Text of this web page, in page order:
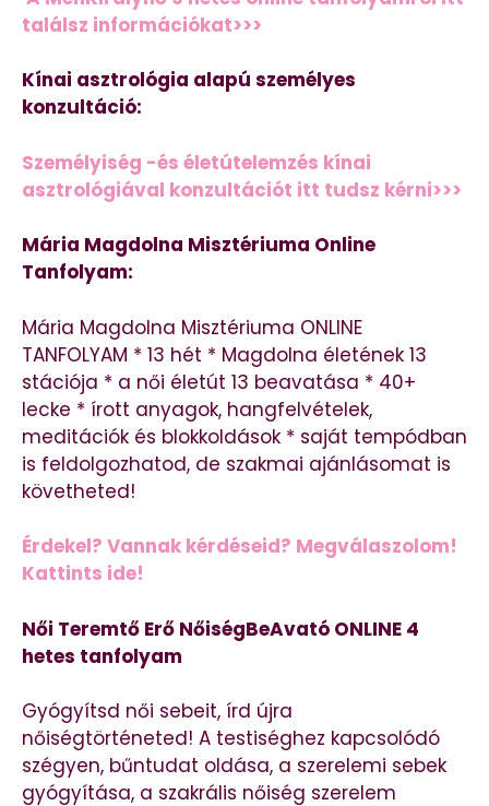
találsz információkat>>>
Kínai asztrológia alapú személyes
konzultáció:
Személyiség -és életútelemzés kínai
asztrológiával konzultációt itt tudsz kérni>>>
Mária Magdolna Misztériuma Online
Tanfolyam:
Mária Magdolna Misztériuma ONLINE
TANFOLYAM * 13 hét * Magdolna életének 13
stációja * a női életút 13 beavatása * 40+
lecke * írott anyagok, hangfelvételek,
meditációk és blokkoldások * saját tempódban
is feldolgozhatod, de szakmai ajánlásomat is
követheted!
Érdekel? Vannak kérdéseid? Megválaszolom!
Kattints ide!
Női Teremtő Erő NőiségBeAvató ONLINE 4
hetes tanfolyam
Gyógyítsd női sebeit, írd újra
nőiségtörténeted! A testiséghez kapcsolódó
szégyen, bűntudat oldása, a szerelemi sebek
gyógyítása, a szakrális nőiség szerelem